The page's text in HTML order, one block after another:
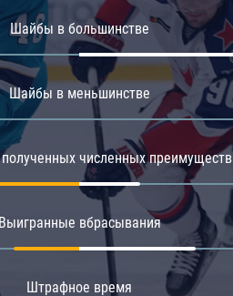
Юлаев
Шайбы в большинстве
Шайбы в меньшинстве
численных преимуществ
Выигранные вбрасывания
Штрафное время